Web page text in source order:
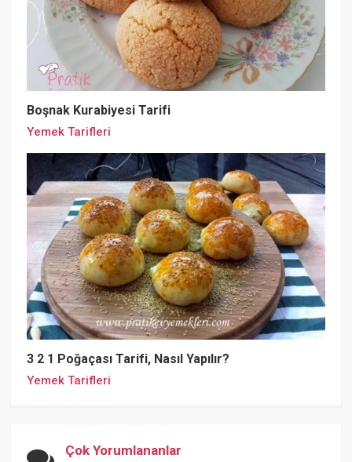
Boşnak Kurabiyesi Tarifi
Yemek Tarifleri
3 2 1 Poğaçası Tarifi, Nasıl Yapılır?
Yemek Tarifleri
Çok Yorumlananlar